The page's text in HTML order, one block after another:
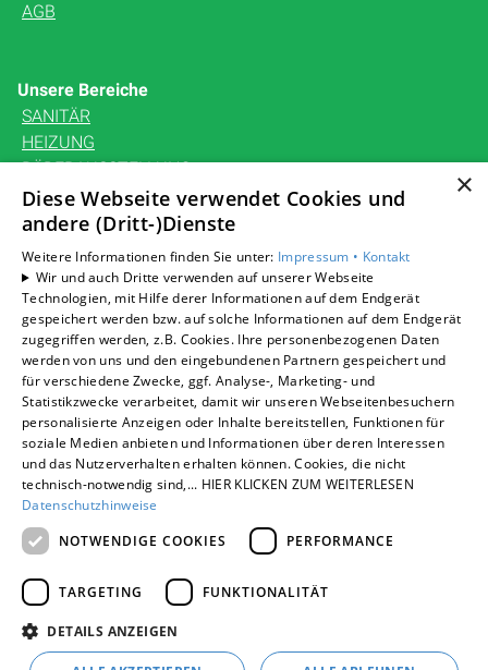
AGB
Unsere Bereiche
SANITÄR
HEIZUNG
BÄDERAUSSTELLUNG
KARRIERE
UNTERNEHMEN
KONTAKT
Um externe HTML-Inhalte anzuzeigen, benötigen wir
Ihre Einwilligung.
Weitere Informationen finden Sie in unserer
Datenschutzerklärung.
Cookie-Einstellungen öffnen
×
Diese Webseite verwendet Cookies und
andere (Dritt-)Dienste
Weitere Informationen finden Sie unter: Impressum • Kontakt
Wir und auch Dritte verwenden auf unserer Webseite
Technologien, mit Hilfe derer Informationen auf dem Endgerät
gespeichert werden bzw. auf solche Informationen auf dem Endgerät
zugegriffen werden, z.B. Cookies. Ihre personenbezogenen Daten
werden von uns und den eingebundenen Partnern gespeichert und
für verschiedene Zwecke, ggf. Analyse-, Marketing- und
Statistikzwecke verarbeitet, damit wir unseren Webseitenbesuchern
personalisierte Anzeigen oder Inhalte bereitstellen, Funktionen für
soziale Medien anbieten und Informationen über deren Interessen
und das Nutzerverhalten erhalten können. Cookies, die nicht
technisch-notwendig sind,... HIER KLICKEN ZUM WEITERLESEN
Datenschutzhinweise
NOTWENDIGE COOKIES
PERFORMANCE
TARGETING FUNKTIONALITÄT
DETAILS ANZEIGEN